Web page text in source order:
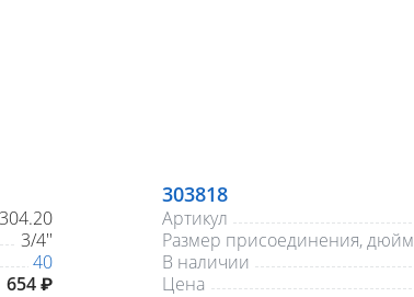
3/4''
40
654 ₽
303818
Артикул
Размер присоединения, дюйм
В наличии
Цена